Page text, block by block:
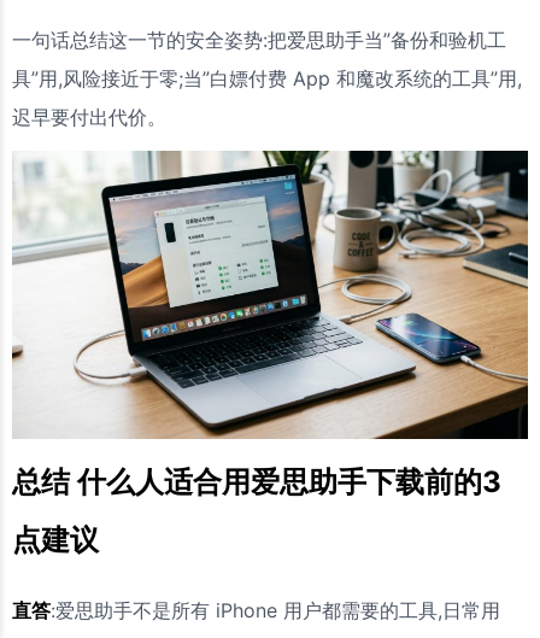
一句话总结这一节的安全姿势:把爱思助手当”备份和验机工
具”用,风险接近于零;当”白嫖付费 App 和魔改系统的工具”用,
迟早要付出代价。
总结 什么人适合用爱思助手下载前的3
点建议
直答:爱思助手不是所有 iPhone 用户都需要的工具,日常用